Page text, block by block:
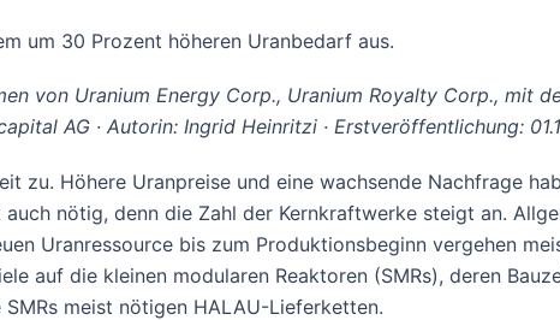
um 30 Prozent höheren Uranbedarf aus.
von Uranium Energy Corp., Uranium Royalty Corp., mit
AG · Autorin: Ingrid Heinritzi · Erstveröffentlichung:
zu. Höhere Uranpreise und eine wachsende Nachfrage
nötig, denn die Zahl der Kernkraftwerke steigt an.
Uranressource bis zum Produktionsbeginn vergehen
auf die kleinen modularen Reaktoren (SMRs), deren
meist nötigen HALAU-Lieferketten.